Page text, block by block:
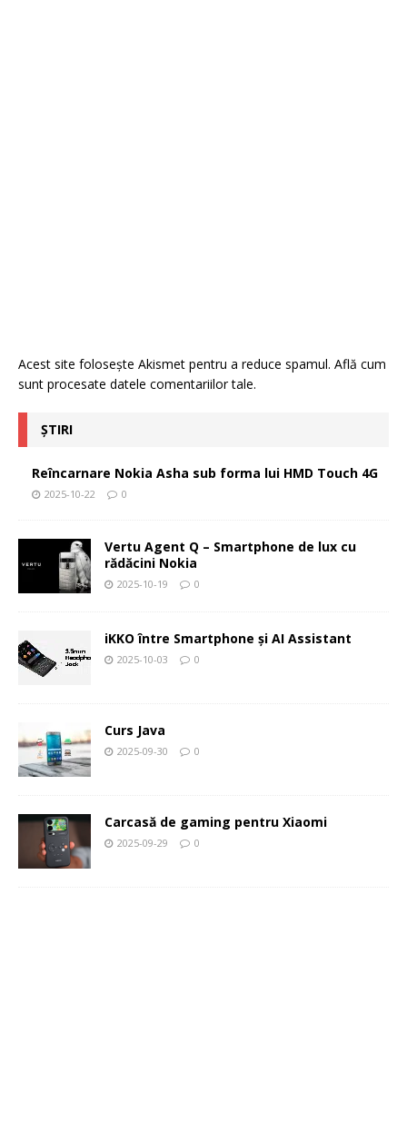
Acest site folosește Akismet pentru a reduce spamul. Află cum
sunt procesate datele comentariilor tale.
ȘTIRI
Reîncarnare Nokia Asha sub forma lui HMD Touch 4G
2025-10-22 0
Vertu Agent Q – Smartphone de lux cu
rădăcini Nokia
2025-10-19 0
iKKO între Smartphone și AI Assistant
2025-10-03 0
Curs Java
2025-09-30 0
Carcasă de gaming pentru Xiaomi
2025-09-29 0